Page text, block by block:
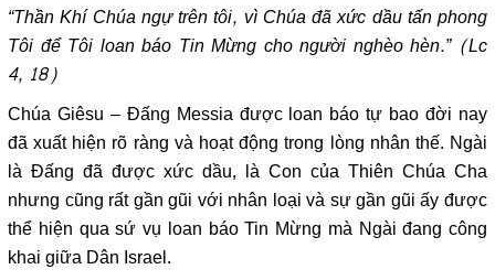
“Thần Khí Chúa ngự trên tôi, vì Chúa đã xức dầu tấn phong
Tôi để Tôi loan báo Tin Mừng cho người nghèo hèn.” (Lc
4, 18)
Chúa Giêsu – Đấng Messia được loan báo tự bao đời nay
đã xuất hiện rõ ràng và hoạt động trong lòng nhân thế. Ngài
là Đấng đã được xức dầu, là Con của Thiên Chúa Cha
nhưng cũng rất gần gũi với nhân loại và sự gần gũi ấy được
thể hiện qua sứ vụ loan báo Tin Mừng mà Ngài đang công
khai giữa Dân Israel.